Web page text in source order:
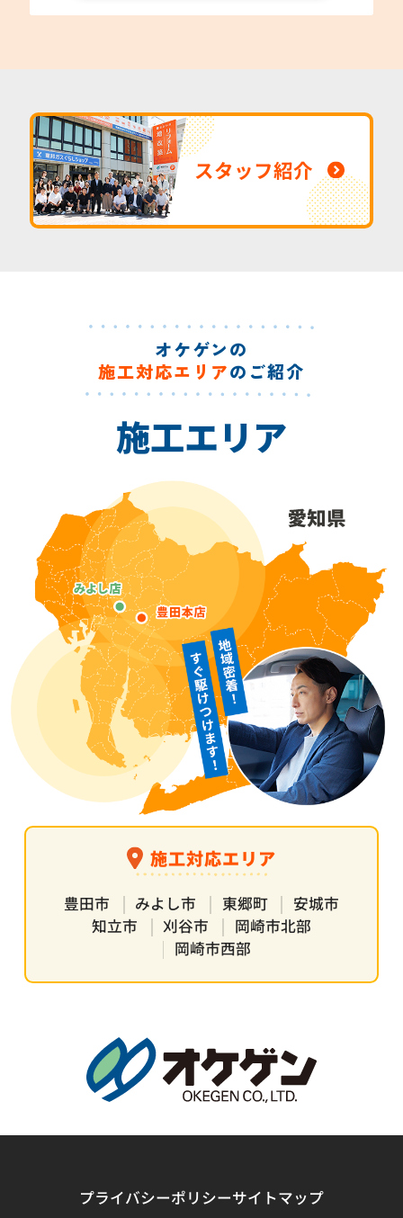
スタッフ紹介
オケゲンの
施工対応エリアのご紹介
施工エリア
施工対応エリア
豊田市 みよし市 東郷町
安城市
知立市
刈谷市
岡崎市北部
岡崎市西部
プライバシーポリシーサイトマップ